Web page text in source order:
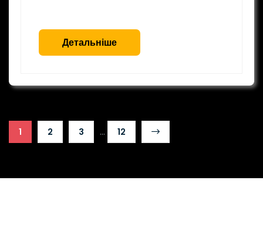
Детальніше
1 2 3 ... 12